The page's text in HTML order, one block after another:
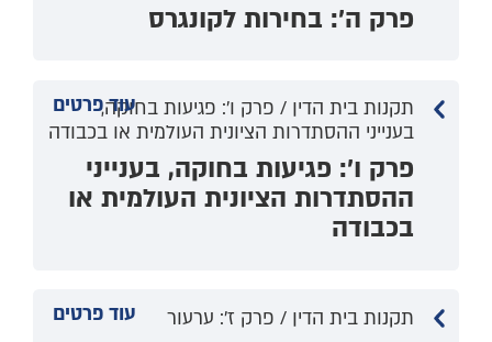
פרק ה': בחירות לקונגרס
עוד פרטיםתקנות בית הדין / פרק ו': פגיעות בחוקה,
בענייני ההסתדרות הציונית העולמית או בכבודה
פרק ו': פגיעות בחוקה, בענייני
ההסתדרות הציונית העולמית או
בכבודה
עוד פרטים תקנות בית הדין / פרק ז': ערעור